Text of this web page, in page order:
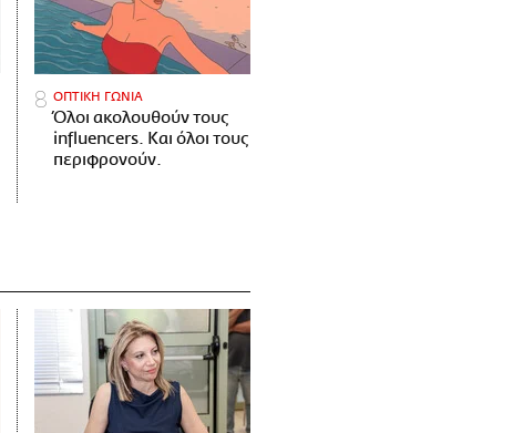
ΟΠΤΙΚΗ ΓΩΝΙΑ
Όλοι ακολουθούν τους
influencers. Και όλοι τους
περιφρονούν.